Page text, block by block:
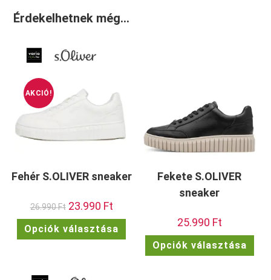
Érdekelhetnek még…
AKCIÓ!
Fehér S.OLIVER sneaker
26.990Ft Original
price
was:
26.990 Ft.
23.990 FtCurrent
price
is:
23.990 Ft.
Opciók választása
terméknek
variációja
Fekete S.OLIVER
sneaker
25.990 Ft
Opciók választása